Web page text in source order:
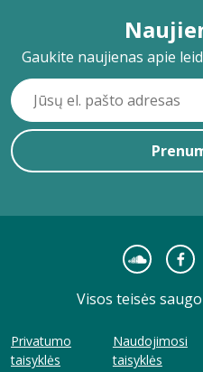
Gaukite naujienas apie
Visos teisės
Privatumo
taisyklės
Naudojimosi
taisyklės